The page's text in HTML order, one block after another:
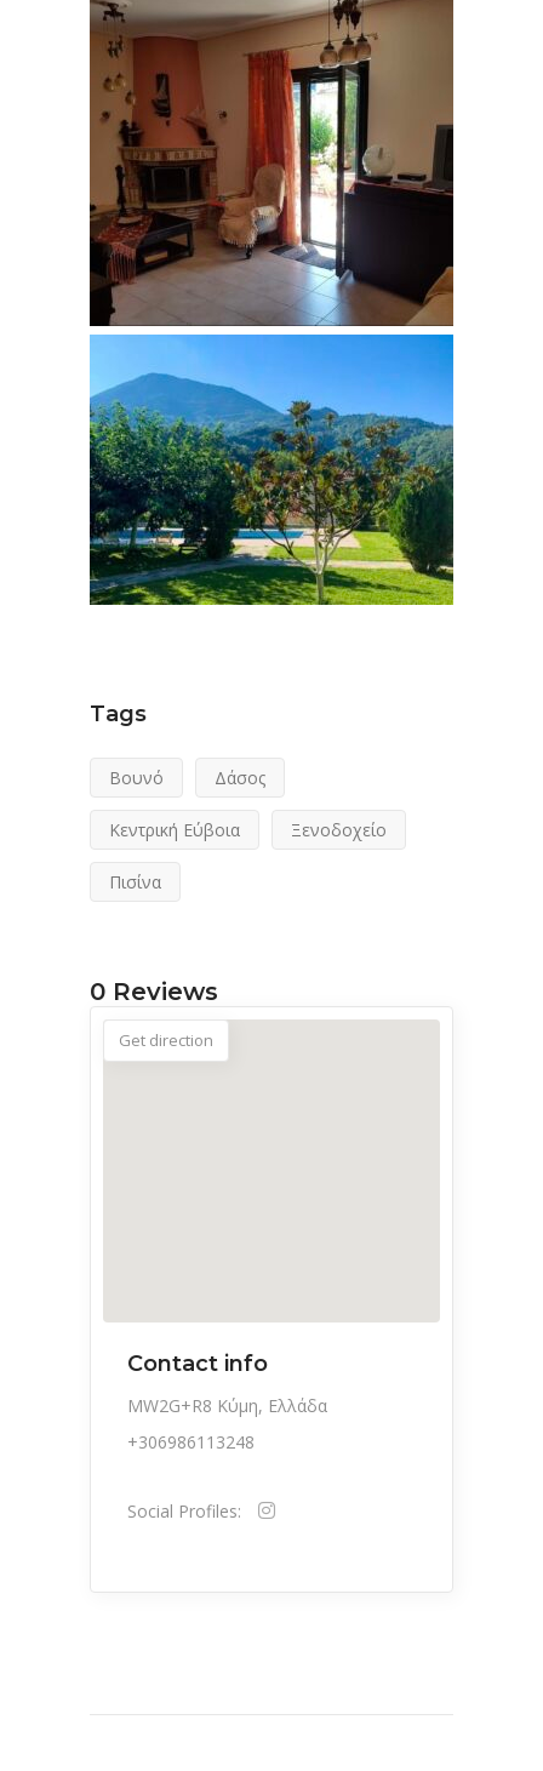
Tags
Βουνό Δάσος
Κεντρική Εύβοια Ξενοδοχείο
Πισίνα
0 Reviews
Get direction
Contact info
MW2G+R8 Κύμη, Ελλάδα
+306986113248
Social Profiles: